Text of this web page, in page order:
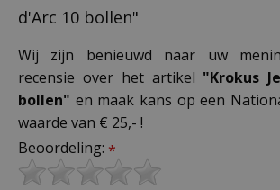
d'Arc 10 bollen"
Wij zijn benieuwd naar uw
recensie over het artikel "Krokus
bollen" en maak kans op een
waarde van € 25,- !
Beoordeling: *